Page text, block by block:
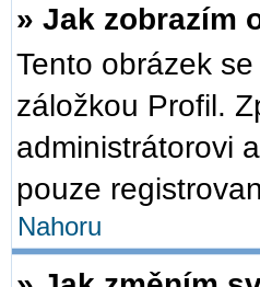
» Jak zobrazím
Tento obrázek
záložkou Profil.
administrátorovi
pouze
Nahoru